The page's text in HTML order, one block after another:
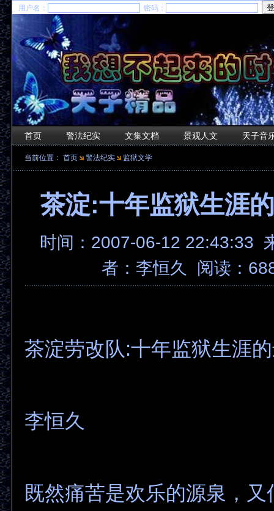
用户名： 密码：
首页 警法纪实 文集文档 景观人文 天子音
当前位置： 首页 警法纪实 监狱文学
茶淀:十年监狱生涯
时间：2007-06-12 22:43:33
者：李恒久 阅读：
茶淀劳改队:十年监狱生涯
李恒久
既然痛苦是欢乐的源泉，